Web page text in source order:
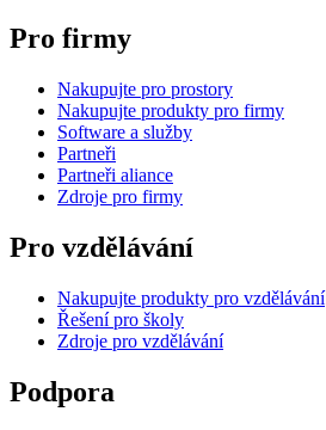
Pro firmy
Nakupujte pro prostory
Nakupujte produkty pro firmy
Software a služby
Partneři
Partneři aliance
Zdroje pro firmy
Pro vzdělávání
Nakupujte produkty pro vzdělávání
Řešení pro školy
Zdroje pro vzdělávání
Podpora